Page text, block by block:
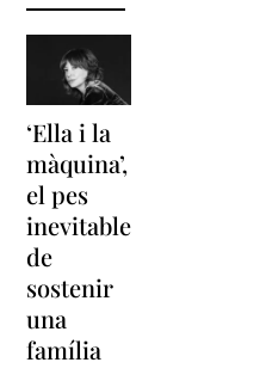
‘Ella i la
màquina’,
el pes
inevitable
de
sostenir
una
família